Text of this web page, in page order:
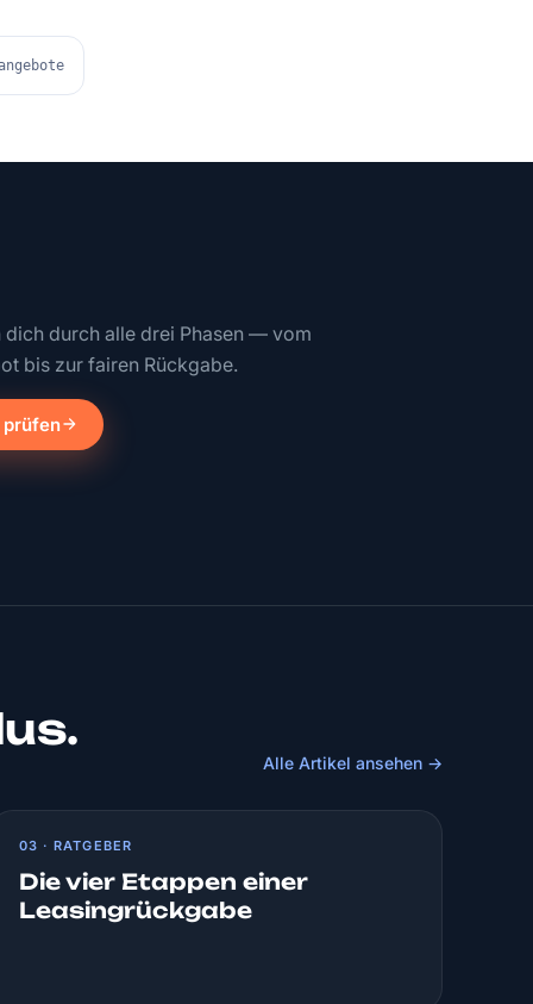
dich durch alle drei Phasen — vom
bis zur fairen Rückgabe.
prüfen
Alle Artikel ansehen →
03 · RATGEBER
Die vier Etappen einer
Leasingrückgabe